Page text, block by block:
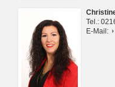
Tel.:
E-Mail: